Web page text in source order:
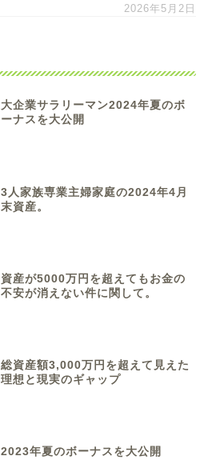
2026年5月2日
大企業サラリーマン2024年夏のボ
ーナスを大公開
3人家族専業主婦家庭の2024年4月
末資産。
資産が5000万円を超えてもお金の
不安が消えない件に関して。
総資産額3,000万円を超えて見えた
理想と現実のギャップ
2023年夏のボーナスを大公開